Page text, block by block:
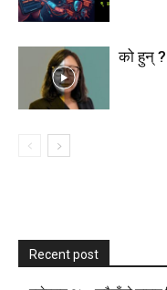
को हुन् ?
Recent post